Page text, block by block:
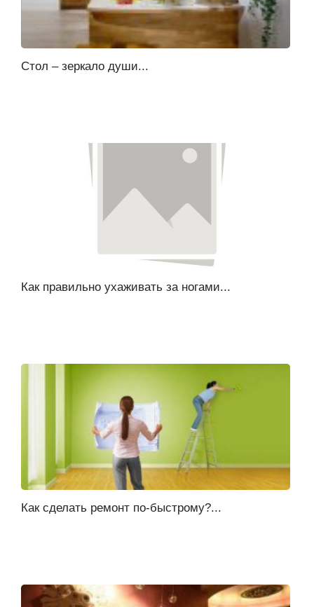
Стол – зеркало души...
Как правильно ухаживать за ногами...
Как сделать ремонт по-быстрому?...